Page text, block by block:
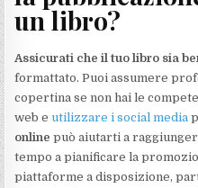
un libro?
Assicurati che il tuo libro sia
formattato. Puoi assumere
copertina se non hai le
web e utilizzare i social media
onlinepuò aiutarti a
tempo a pianificare la
piattaforme a disposizione,